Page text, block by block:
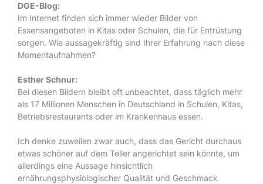
DGE-Blog:
Im Internet finden sich immer wieder Bilder von
Essensangeboten in Kitas oder Schulen, die für Entrüstung
sorgen. Wie aussagekräftig sind Ihrer Erfahrung nach diese
Momentaufnahmen?
Esther Schnur:
Bei diesen Bildern bleibt oft unbeachtet, dass täglich mehr
als 17 Millionen Menschen in Deutschland in Schulen, Kitas,
Betriebsrestaurants oder im Krankenhaus essen.
Ich denke zuweilen zwar auch, dass das Gericht durchaus
etwas schöner auf dem Teller angerichtet sein könnte, um
allerdings eine Aussage hinsichtlich
ernährungsphysiologischer Qualität und Geschmack